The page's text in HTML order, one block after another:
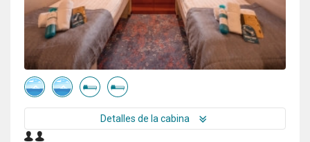
Detalles de la cabina